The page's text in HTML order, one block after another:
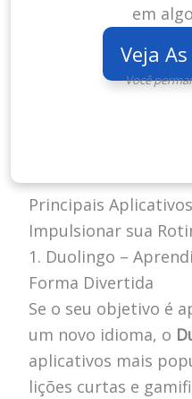
em
Veja
Você
Principais
Impulsionar sua
1. Duolingo –
Forma Divertida
Se o seu objetivo é
um novo idioma, o
aplicativos mais
lições curtas e